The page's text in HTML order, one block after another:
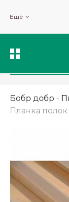
Ещё
Бобр добр -
Планка
Мы используем
для получения
качества